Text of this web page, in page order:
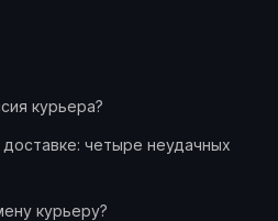
курьера?
четыре неудачных
курьеру?